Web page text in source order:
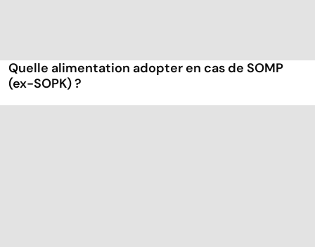
Quelle alimentation adopter en cas de SOMP
(ex-SOPK) ?